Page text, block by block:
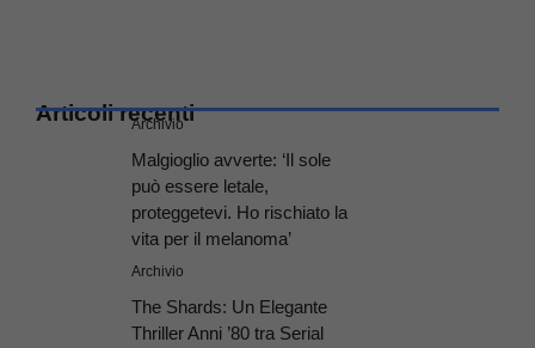
Articoli recenti
Archivio
Malgioglio avverte: ‘Il sole
può essere letale,
proteggetevi. Ho rischiato la
vita per il melanoma’
Archivio
The Shards: Un Elegante
Thriller Anni ’80 tra Serial